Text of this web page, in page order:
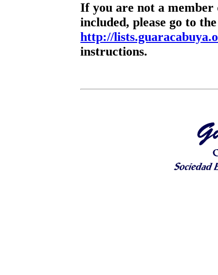
If you are not a
included, please go to
http://
instructions.